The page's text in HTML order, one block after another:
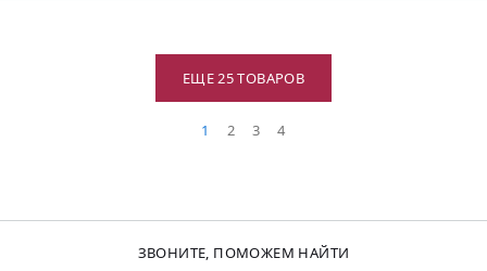
ЕЩЕ 25 ТОВАРОВ
1 2 3 4
ЗВОНИТЕ, ПОМОЖЕМ НАЙТИ